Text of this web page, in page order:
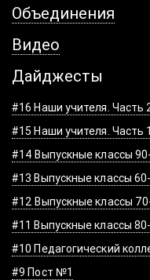
Объединения
Видео
Дайджесты
#16 Наши учителя. Часть
#15 Наши учителя. Часть 1
#14 Выпускные классы
#13 Выпускные классы
#12 Выпускные классы
#11 Выпускные классы
#10 Педагогический
#9 Пост №1